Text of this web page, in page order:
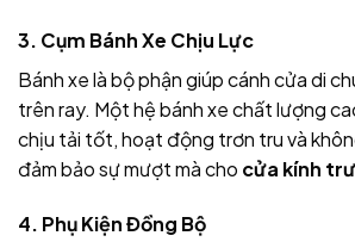
3. Cụm Bánh Xe Chịu Lực
Bánh xe là bộ phận giúp cánh cửa di
trên ray. Một hệ bánh xe chất lượng
chịu tải tốt, hoạt động trơn tru và
đảm bảo sự mượt mà cho cửa kính
4. Phụ Kiện Đồng Bộ